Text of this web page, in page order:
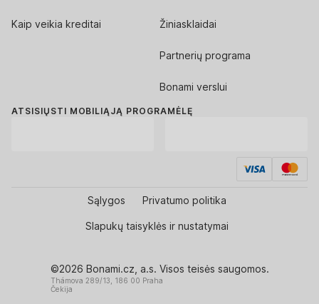
Kaip veikia kreditai Žiniasklaidai
Partnerių programa
Bonami verslui
ATSISIŲSTI MOBILIĄJĄ PROGRAMĖLĘ
Sąlygos Privatumo politika
Slapukų taisyklės ir nustatymai
©2026 Bonami.cz, a.s. Visos teisės saugomos.
Thámova 289/13, 186 00 Praha
Čekija